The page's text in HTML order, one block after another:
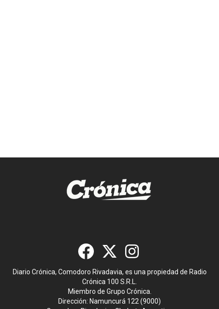
Diario Crónica, Comodoro Rivadavia, es una propiedad de Radio
Crónica 100 S.R.L.
Miembro de Grupo Crónica.
Dirección: Namuncurá 122 (9000)